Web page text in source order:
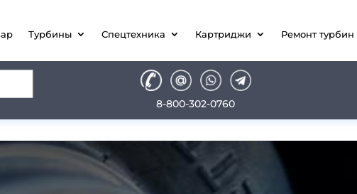
Турбины Спецтехника Картриджи Ремонт турбин
8-800-302-0760